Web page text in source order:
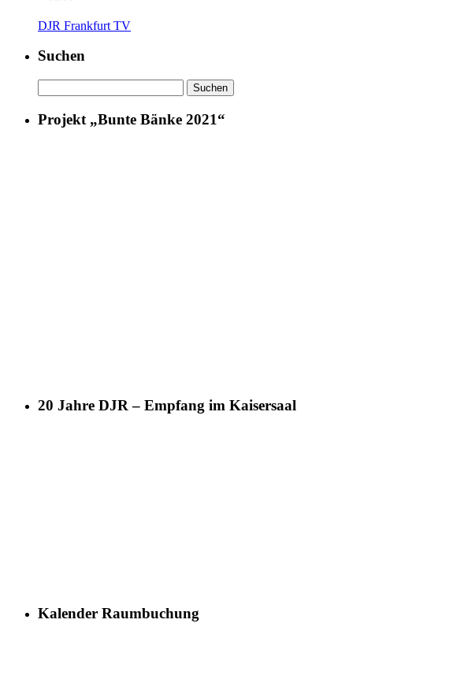
DJR Frankfurt TV
Suchen
nach:
Projekt „Bunte Bänke 2021“
20 Jahre DJR – Empfang im Kaisersaal
Kalender Raumbuchung